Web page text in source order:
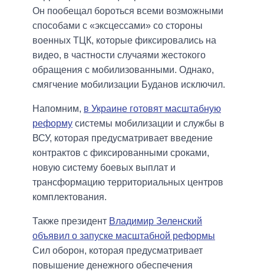
Он пообещал бороться всеми возможными
способами с «эксцессами» со стороны
военных ТЦК, которые фиксировались на
видео, в частности случаями жестокого
обращения с мобилизованными. Однако,
смягчение мобилизации Буданов исключил.
Напомним, в Украине готовят масштабную
реформу системы мобилизации и службы в
ВСУ, которая предусматривает введение
контрактов с фиксированными сроками,
новую систему боевых выплат и
трансформацию территориальных центров
комплектования.
Также президент Владимир Зеленский
объявил о запуске масштабной реформы
Сил оборон, которая предусматривает
повышение денежного обеспечения